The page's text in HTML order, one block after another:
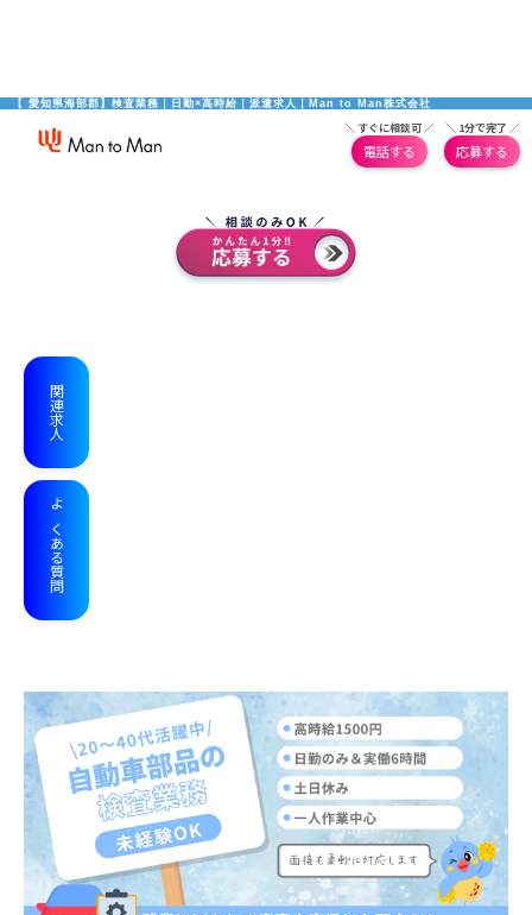
【 愛知県海部郡】検査業務｜日勤×高時給｜派遣求人｜Man to Man株式会社
＼ すぐに相談可 ／
電話する
＼ 1分で完了 ／
応募する
関連求人
よくある質問